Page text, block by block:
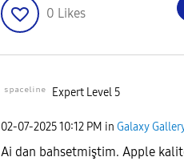
0 Likes
ˢᵖᵃᶜᵉˡⁱⁿᵉ Expert Level 5
‎02-07-202510:12 PM in Galaxy
Ai dan bahsetmiştim. Apple